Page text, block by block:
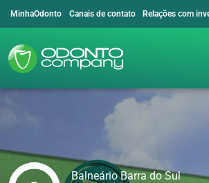
MinhaOdonto Canais de contato Relações com
Balneário Barra do Sul